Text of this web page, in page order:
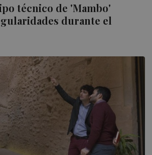
técnico de 'Mambo'
durante el